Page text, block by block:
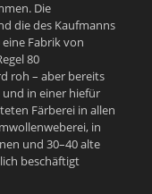
Die
die des Kaufmanns
Fabrik von
80
roh – aber bereits
in einer hiefür
Färberei in allen
in
und 30–40 alte
beschäftigt